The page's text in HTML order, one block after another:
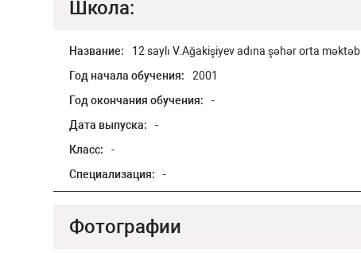
Школа:
Название:
12 saylı V.Ağakişiyev adına şəhər orta
Год начала обучения:
2001
Год окончания обучения:
-
Дата выпуска:
-
Класс:
-
Специализация:
-
Фотографии